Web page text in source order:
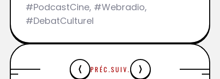
#PodcastCine, #Webradio,
#DebatCulturel
PRÉC.SUIV.